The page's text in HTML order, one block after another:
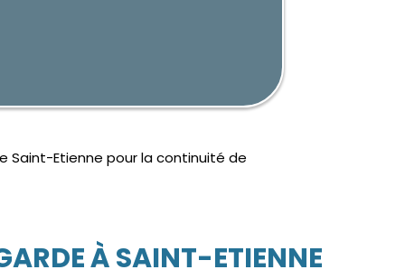
Saint-Etienne pour la continuité de
À SAINT-ETIENNE